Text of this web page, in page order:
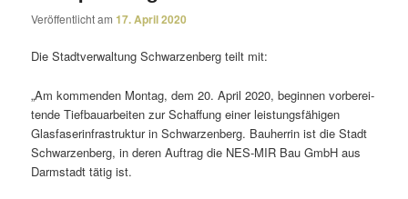
Veröffentlicht am17. April 2020
Die Stadtverwaltung Schwarzenberg teilt mit:
„Am kommenden Montag, dem 20. April 2020, beginnen vorbe­rei­
tende Tiefbauarbeiten zur Schaffung einer leis­tungs­fä­higen
Glasfaserinfrastruktur in Schwarzenberg. Bauherrin ist die Stadt
Schwarzenberg, in deren Auftrag die NES-MIR Bau GmbH aus
Darmstadt tätig ist.